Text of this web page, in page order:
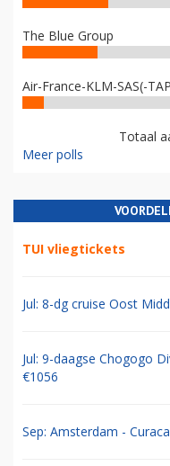
The Blue Group
Air-France-KLM-SAS(-
Totaal
Meer polls
TUI vliegtickets
Jul: 8-dg cruise Oost
Jul: 9-daagse Chogogo
€1056
Sep: Amsterdam -